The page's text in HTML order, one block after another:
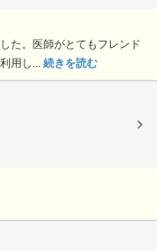
た。医師がとてもフレンド
用し... 続きを読む